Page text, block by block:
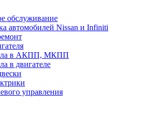
обслуживание
автомобилей Nissan и Infiniti
в АКПП, МКПП
в двигателе
управления